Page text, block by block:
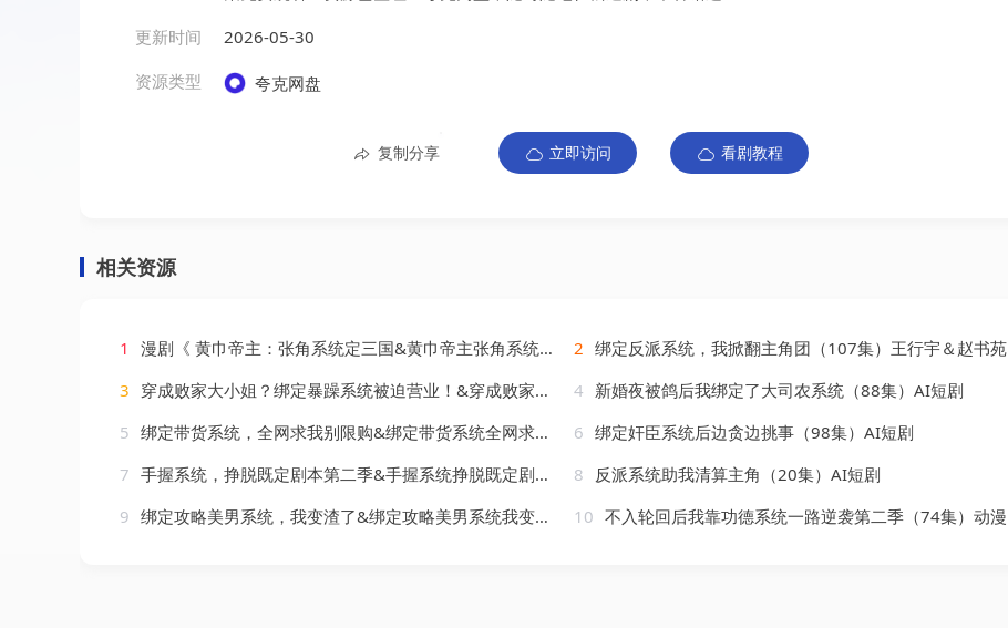
更新时间
2026-05-30
资源类型
夸克网盘
复制分享 立即访问 看剧教程
相关资源
1 漫剧《 黄巾帝主：张角系统定三国&黄巾帝主张角系统定三国（19集）漫剧（2026） 2 绑定反派系统，我掀翻主角团（107集）王行宇＆赵书苑
3 穿成败家大小姐？绑定暴躁系统被迫营业！&穿成败家大小姐绑定暴躁系统被迫营业（3集）AI短剧 4 新婚夜被鸽后我绑定了大司农系统（88集）AI短剧
5 绑定带货系统，全网求我别限购&绑定带货系统全网求我别限购（115集）AI短剧 6 绑定奸臣系统后边贪边挑事（98集）AI短剧
7 手握系统，挣脱既定剧本第二季&手握系统挣脱既定剧本第二季（111集）AI短剧 8
反派系统助我清算主角（20集）AI短剧
9 绑定攻略美男系统，我变渣了&绑定攻略美男系统我变渣了（60集）AI短剧 10 不入轮回后我靠功德系统一路逆袭第二季（74集）动漫